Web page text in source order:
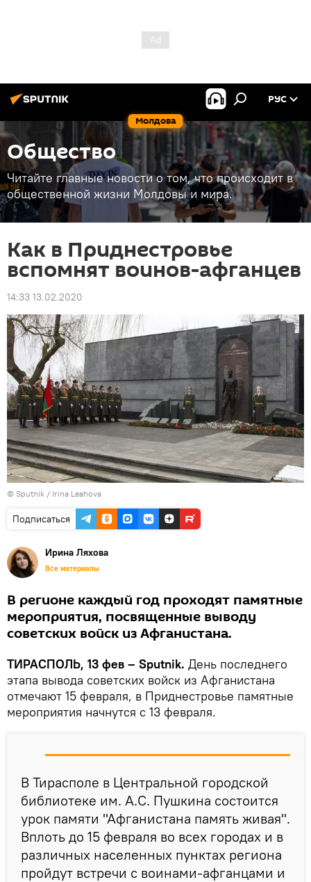
Молдова
РУС
Общество
Читайте главные новости о том, что происходит в
общественной жизни Молдовы и мира.
Как в Приднестровье
вспомнят воинов-афганцев
14:33 13.02.2020
© Sputnik / Irina Leahova
Подписаться
Ирина Ляхова
Все материалы
В регионе каждый год проходят памятные
мероприятия, посвященные выводу
советских войск из Афганистана.
ТИРАСПОЛЬ, 13 фев – Sputnik. День последнего
этапа вывода советских войск из Афганистана
отмечают 15 февраля, в Приднестровье памятные
мероприятия начнутся с 13 февраля.
В Тирасполе в Центральной городской
библиотеке им. А.С. Пушкина состоится
урок памяти "Афганистана память живая".
Вплоть до 15 февраля во всех городах и в
различных населенных пунктах региона
пройдут встречи с воинами-афганцами и